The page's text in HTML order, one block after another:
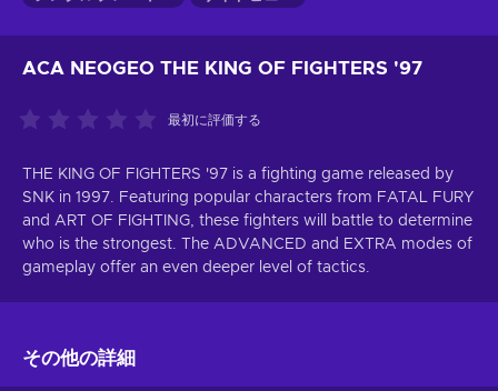
ACA NEOGEO THE KING OF FIGHTERS '97
最初に評価する
THE KING OF FIGHTERS '97 is a fighting game released by
SNK in 1997. Featuring popular characters from FATAL FURY
and ART OF FIGHTING, these fighters will battle to determine
who is the strongest. The ADVANCED and EXTRA modes of
gameplay offer an even deeper level of tactics.
その他の詳細